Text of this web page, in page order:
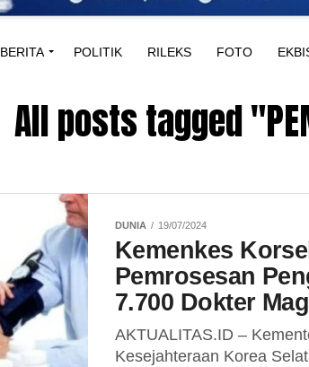
BERITA POLITIK RILEKS FOTO
All posts tagged
DUNIA 19/07/2024
Kemenkes
Pemrosesan
7.700 Dokter
AKTUALITAS.ID –
Kesejahteraan Korea